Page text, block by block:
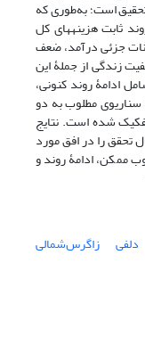
است؛ به‌طوری که
ثابت هزینه­های کل
جزئی درآمد، ضعف
زندگی از جملۀ این
است. سناریوهای آینده در افق 1404 شامل ادامۀ روند کنونی،
مطلوب به دو
شده است. نتایج
تحقق را در افق مورد
ممکن، ادامۀ روند و
دلفی زاگرس‌شمالی